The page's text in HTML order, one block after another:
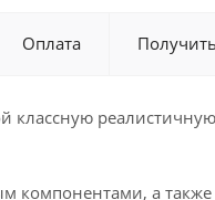
Оплата
классную
а